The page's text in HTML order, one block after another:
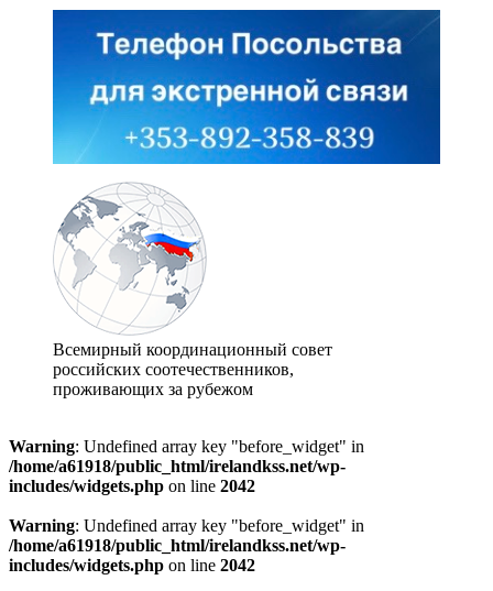
Всемирный координационный совет
российских соотечественников,
проживающих за рубежом
Warning: Undefined array key "before_widget" in
/home/a61918/public_html/irelandkss.net/wp-
includes/widgets.php on line 2042
Warning: Undefined array key "before_widget" in
/home/a61918/public_html/irelandkss.net/wp-
includes/widgets.php on line 2042